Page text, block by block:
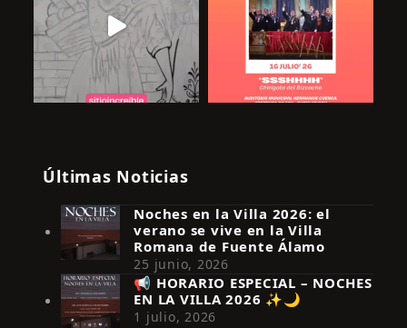
Síguenos en Instagram
Últimas Noticias
Noches en la Villa 2026: el
verano se vive en la Villa
Romana de Fuente Álamo
25 junio, 2026
📢 HORARIO ESPECIAL – NOCHES
EN LA VILLA 2026 ✨🌙
1 julio, 2026